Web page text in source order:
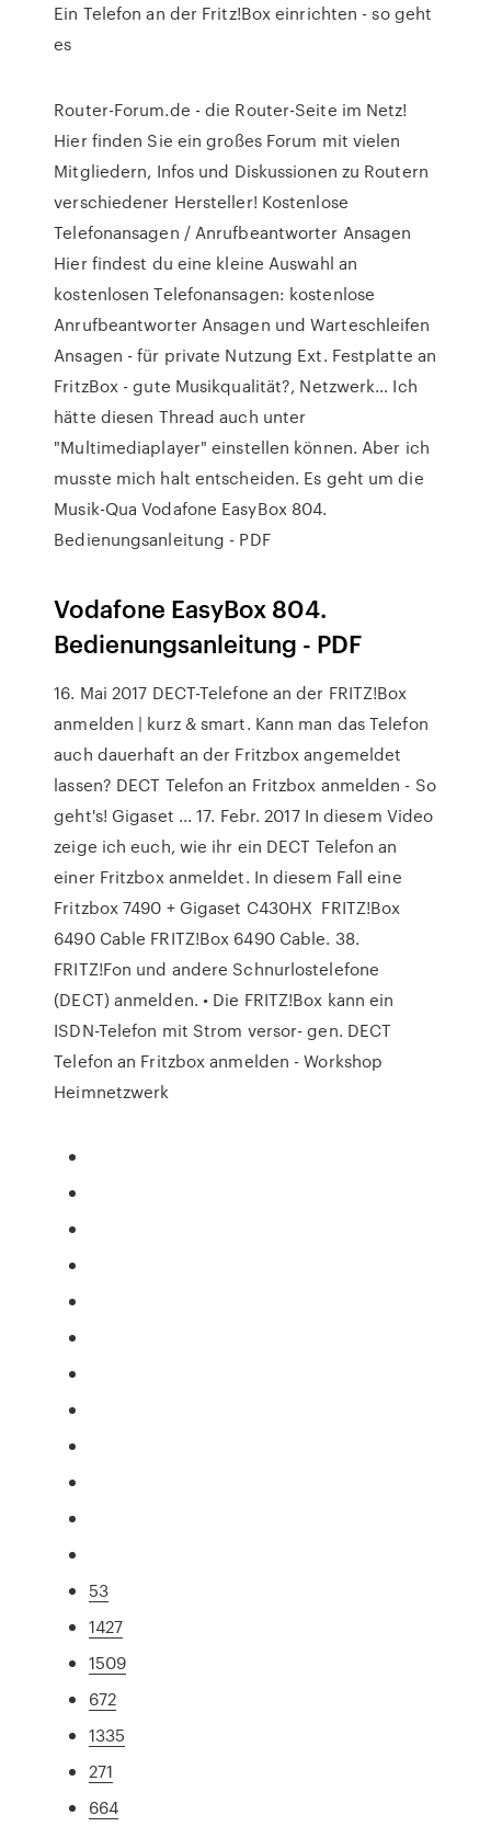
Ein Telefon an der Fritz!Box einrichten - so geht
es
Router-Forum.de - die Router-Seite im Netz!
Hier finden Sie ein großes Forum mit vielen
Mitgliedern, Infos und Diskussionen zu Routern
verschiedener Hersteller! Kostenlose
Telefonansagen / Anrufbeantworter Ansagen
Hier findest du eine kleine Auswahl an
kostenlosen Telefonansagen: kostenlose
Anrufbeantworter Ansagen und Warteschleifen
Ansagen - für private Nutzung Ext. Festplatte an
FritzBox - gute Musikqualität?, Netzwerk… Ich
hätte diesen Thread auch unter
"Multimediaplayer" einstellen können. Aber ich
musste mich halt entscheiden. Es geht um die
Musik-Qua Vodafone EasyBox 804.
Bedienungsanleitung - PDF
Vodafone EasyBox 804.
Bedienungsanleitung - PDF
16. Mai 2017 DECT-Telefone an der FRITZ!Box
anmelden | kurz & smart. Kann man das Telefon
auch dauerhaft an der Fritzbox angemeldet
lassen? DECT Telefon an Fritzbox anmelden - So
geht's! Gigaset ... 17. Febr. 2017 In diesem Video
zeige ich euch, wie ihr ein DECT Telefon an
einer Fritzbox anmeldet. In diesem Fall eine
Fritzbox 7490 + Gigaset C430HX FRITZ!Box
6490 Cable FRITZ!Box 6490 Cable. 38.
FRITZ!Fon und andere Schnurlostelefone
(DECT) anmelden. • Die FRITZ!Box kann ein
ISDN-Telefon mit Strom versor- gen. DECT
Telefon an Fritzbox anmelden - Workshop
Heimnetzwerk
53
1427
1509
672
1335
271
664